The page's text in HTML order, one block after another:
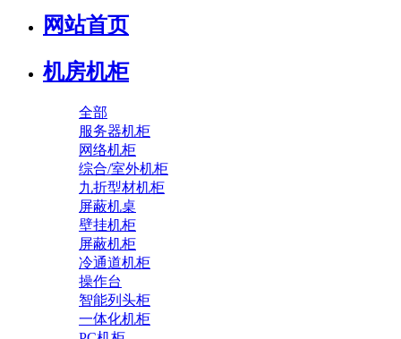
网站首页
机房机柜
全部
服务器机柜
网络机柜
综合/室外机柜
九折型材机柜
屏蔽机桌
壁挂机柜
屏蔽机柜
冷通道机柜
操作台
智能列头柜
一体化机柜